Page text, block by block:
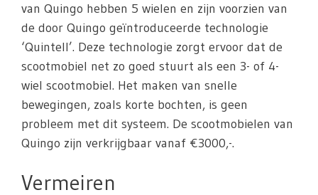
van Quingo hebben 5 wielen en zijn voorzien van
de door Quingo geïntroduceerde technologie
‘Quintell’. Deze technologie zorgt ervoor dat de
scootmobiel net zo goed stuurt als een 3- of 4-
wiel scootmobiel. Het maken van snelle
bewegingen, zoals korte bochten, is geen
probleem met dit systeem. De scootmobielen van
Quingo zijn verkrijgbaar vanaf €3000,-.
Vermeiren